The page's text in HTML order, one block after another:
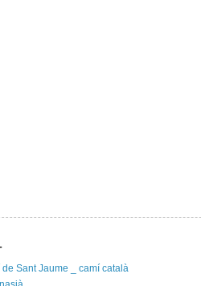
de Sant Jaume _ camí català